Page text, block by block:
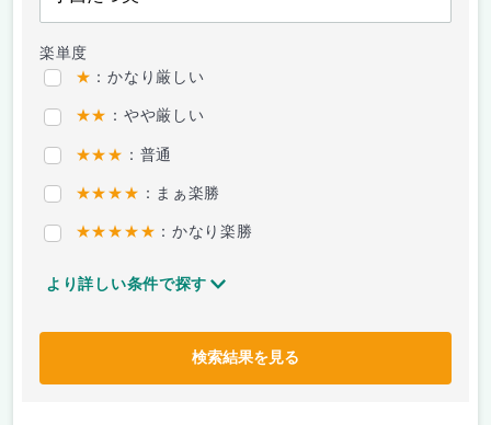
楽単度
★ ：かなり厳しい
★★ ：やや厳しい
★★★ ：普通
★★★★ ：まぁ楽勝
★★★★★ ：かなり楽勝
より詳しい条件で探す
検索結果を見る